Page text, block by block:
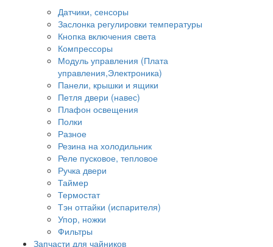
Датчики, сенсоры
Заслонка регулировки температуры
Кнопка включения света
Компрессоры
Модуль управления (Плата
управления,Электроника)
Панели, крышки и ящики
Петля двери (навес)
Плафон освещения
Полки
Разное
Резина на холодильник
Реле пусковое, тепловое
Ручка двери
Таймер
Термостат
Тэн оттайки (испарителя)
Упор, ножки
Фильтры
Запчасти для чайников